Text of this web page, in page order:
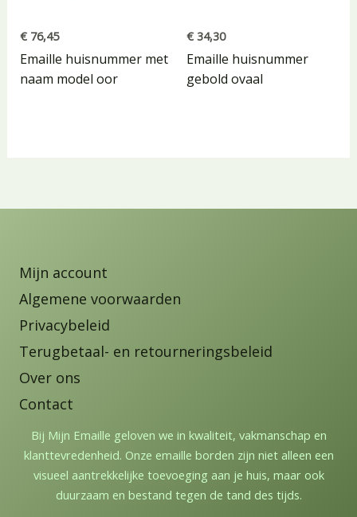
€76,45
Emaille huisnummer met
naam model oor
€ 34,30
Emaille huisnummer
gebold ovaal
Mijn account
Algemene voorwaarden
Privacybeleid
Terugbetaal- en retourneringsbeleid
Over ons
Contact
Bij Mijn Emaille geloven we in kwaliteit, vakmanschap en
klanttevredenheid. Onze emaille borden zijn niet alleen een
visueel aantrekkelijke toevoeging aan je huis, maar ook
duurzaam en bestand tegen de tand des tijds.